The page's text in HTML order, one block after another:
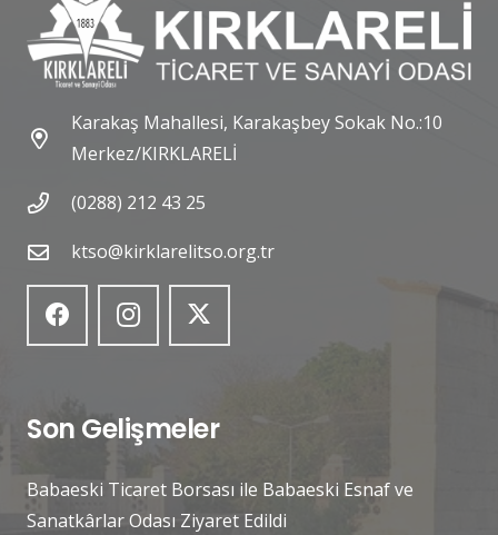
Karakaş Mahallesi, Karakaşbey Sokak No.:10
Merkez/KIRKLARELİ
(0288) 212 43 25
ktso@kirklarelitso.org.tr
Son Gelişmeler
Babaeski Ticaret Borsası ile Babaeski Esnaf ve
Sanatkârlar Odası Ziyaret Edildi